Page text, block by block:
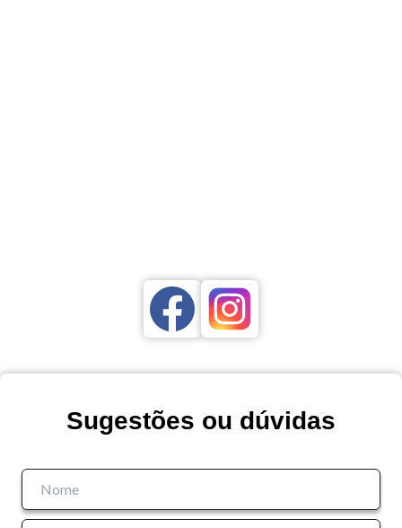
Tamanho do texto
Sugestões ou dúvidas